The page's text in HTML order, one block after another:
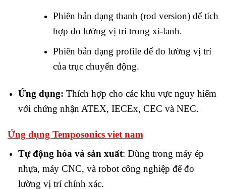
Phiên bản dạng thanh (rod version) để tích
hợp đo lường vị trí trong xi-lanh.
Phiên bản dạng profile để đo lường vị trí
của trục chuyển động.
Ứng dụng: Thích hợp cho các khu vực nguy hiểm
với chứng nhận ATEX, IECEx, CEC và NEC.
Ứng dụng Temposonics viet nam
Tự động hóa và sản xuất: Dùng trong máy ép
nhựa, máy CNC, và robot công nghiệp để đo
lường vị trí chính xác.